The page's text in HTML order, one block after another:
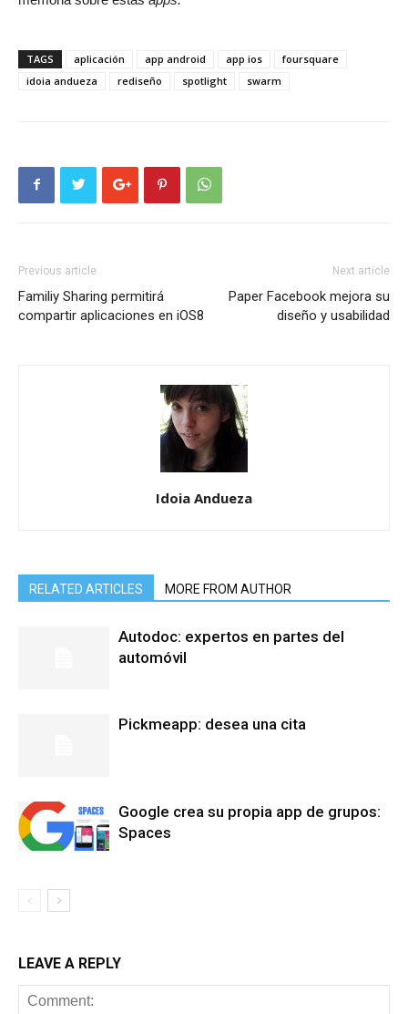
TAGS aplicación app android app ios
foursquare
idoia andueza
rediseño spotlight swarm
Previous article
Familiy Sharing permitirá
compartir aplicaciones en iOS8
Next article
Paper Facebook mejora su
diseño y usabilidad
Idoia Andueza
RELATED ARTICLES MORE FROM AUTHOR
Autodoc: expertos en partes del
automóvil
Pickmeapp: desea una cita
Google crea su propia app de grupos:
Spaces
LEAVE A REPLY